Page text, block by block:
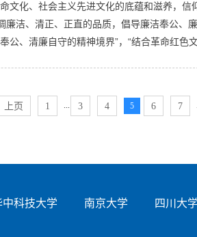
文化、社会主义先进文化的底蕴和滋养，
洁、清正、正直的品质，倡导廉洁奉公
、清廉自守的精神境界”，“结合革命红色文
上页 1 3 4 5 6 7
中科技大学 南京大学 四川大